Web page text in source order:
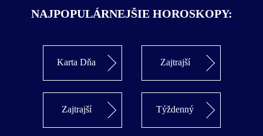
NAJPOPULÁRNEJŠIE HOROSKOPY:
Karta Dňa Zajtrajší
Zajtrajší Týždenný